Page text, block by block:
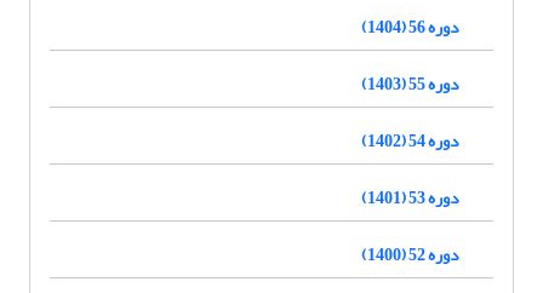
دوره 56 (1404)
دوره 55 (1403)
دوره 54 (1402)
دوره 53 (1401)
دوره 52 (1400)